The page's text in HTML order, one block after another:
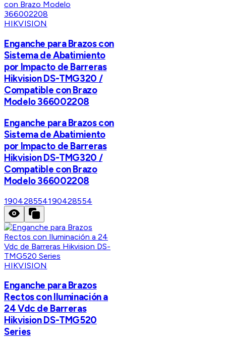
HIKVISION
Enganche para Brazos con
Sistema de Abatimiento
por Impacto de Barreras
Hikvision DS-TMG320 /
Compatible con Brazo
Modelo 366002208
Enganche para Brazos con
Sistema de Abatimiento
por Impacto de Barreras
Hikvision DS-TMG320 /
Compatible con Brazo
Modelo 366002208
190428554190428554
HIKVISION
Enganche para Brazos
Rectos con Iluminación a
24 Vdc de Barreras
Hikvision DS-TMG520
Series